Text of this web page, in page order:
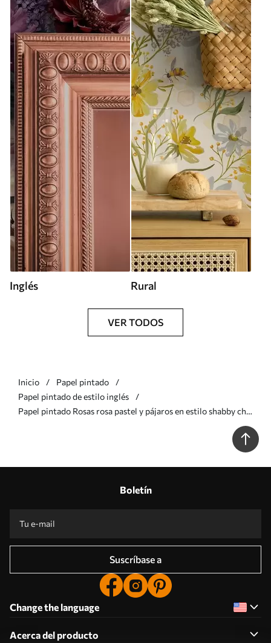
Inglés Rural
VER TODOS
Inicio
Papel pintado
Papel pintado de estilo inglés
Papel pintado Rosas rosa pastel y pájaros en estilo shabby chic
Boletín
Suscríbase a
Change the language
Acerca del producto